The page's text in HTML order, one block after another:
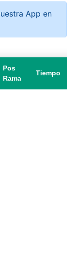
App en
Pos
Rama
Tiempo